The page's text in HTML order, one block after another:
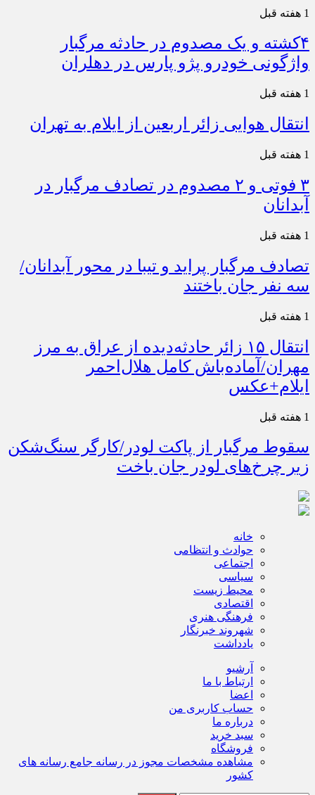
1 هفته قبل
۴کشته و یک مصدوم در حادثه مرگبار
واژگونی خودرو پژو پارس در دهلران
1 هفته قبل
انتقال هوایی زائر اربعین از ایلام به تهران
1 هفته قبل
۳ فوتی و ۲ مصدوم در تصادف مرگبار در
آبدانان
1 هفته قبل
تصادف مرگبار پراید و تیبا در محور آبدانان/
سه نفر جان باختند
1 هفته قبل
انتقال ۱۵ زائر حادثه‌دیده از عراق به مرز
مهران/آماده‌باش کامل هلال‌احمر
ایلام+عکس
1 هفته قبل
سقوط مرگبار از پاکت لودر/کارگر سنگ‌شکن
زیر چرخ‌های لودر جان باخت
خانه
حوادث و انتظامی
اجتماعی
سیاسی
محیط زیست
اقتصادی
فرهنگی هنری
شهروند خبرنگار
یادداشت
آرشیو
ارتباط با ما
اعضا
حساب کاربری من
درباره ما
سبد خرید
فروشگاه
مشاهده مشخصات مجوز در رسانه جامع رسانه های
کشور